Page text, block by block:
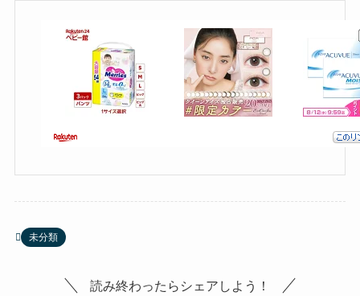
未分類
読み終わったらシェアしよう！